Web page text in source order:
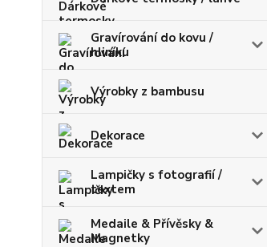
Gravírování do kovu /
hliníku
Výrobky z bambusu
Dekorace
Lampičky s fotografií /
textem
Medaile & Přívěsky &
Magnetky